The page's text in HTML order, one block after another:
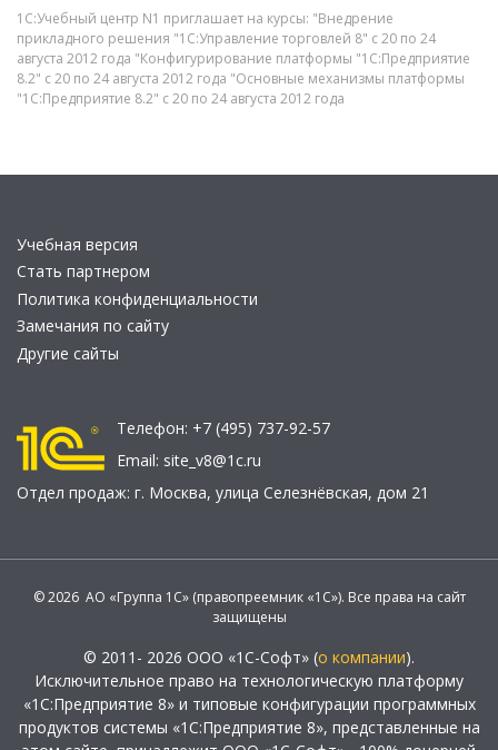
1С:Учебный центр N1 приглашает на курсы: "Внедрение
прикладного решения "1С:Управление торговлей 8" с 20 по 24
августа 2012 года "Конфигурирование платформы "1С:Предприятие
8.2" с 20 по 24 августа 2012 года "Основные механизмы платформы
"1С:Предприятие 8.2" с 20 по 24 августа 2012 года
Учебная версия
Стать партнером
Политика конфиденциальности
Замечания по сайту
Другие сайты
Телефон: +7 (495) 737-92-57
Email: site_v8@1c.ru
Отдел продаж: г. Москва, улица Селезнёвская, дом 21
© 2026 АО «Группа 1С» (правопреемник «1С»). Все права на сайт
защищены
© 2011- 2026 ООО «1С-Софт» (о компании).
Исключительное право на технологическую платформу
«1С:Предприятие 8» и типовые конфигурации программных
продуктов системы «1С:Предприятие 8», представленные на